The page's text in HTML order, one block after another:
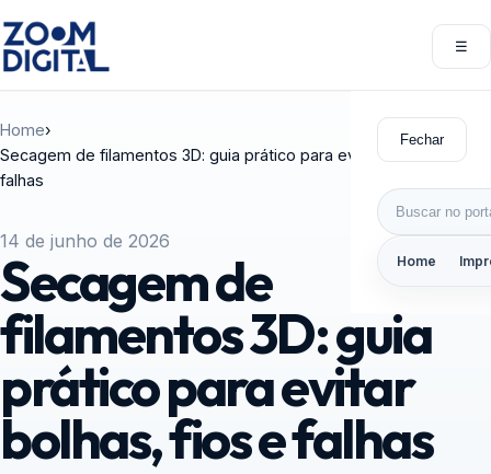
☰
Fechar
Buscar por:
Home
Home›
Secagem de filamentos 3D: guia prático para evitar bolhas, fios e
falhas
14 de junho de 2026
Secagem de
filamentos 3D: guia
prático para evitar
bolhas, fios e falhas